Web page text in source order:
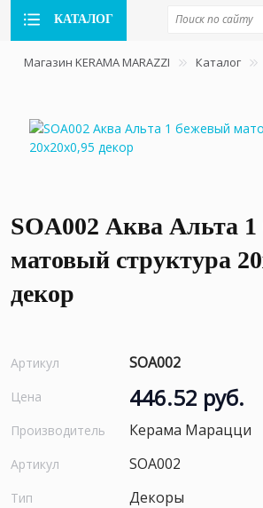
КАТАЛОГ
Магазин KERAMA MARAZZI Каталог
SOA002 Аква Альта
матовый структура
декор
Артикул SOA002
Цена 446.52 руб.
Производитель Керама Марацци
Артикул SOA002
Тип Декоры